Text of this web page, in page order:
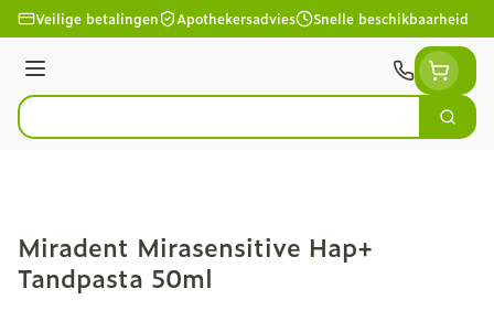
Ga naar de inhoud
Veilige betalingen Apothekersadvies Snelle beschikbaarheid
Menu
Product, merk, categorie...
Zoek
Miradent Mirasensitive Hap+
Tandpasta 50ml